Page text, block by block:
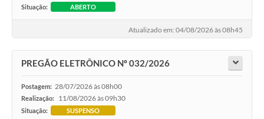
Situação: ABERTO
Atualizado em: 04/08/2026 às 08h45
PREGÃO ELETRÔNICO Nº 032/2026
Postagem: 28/07/2026 às 08h00
Realização: 11/08/2026 às 09h30
Situação: SUSPENSO